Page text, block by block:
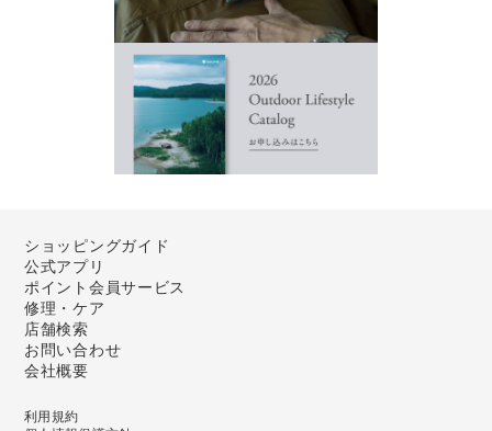
ショッピングガイド
公式アプリ
ポイント会員サービス
修理・ケア
店舗検索
お問い合わせ
会社概要
利用規約